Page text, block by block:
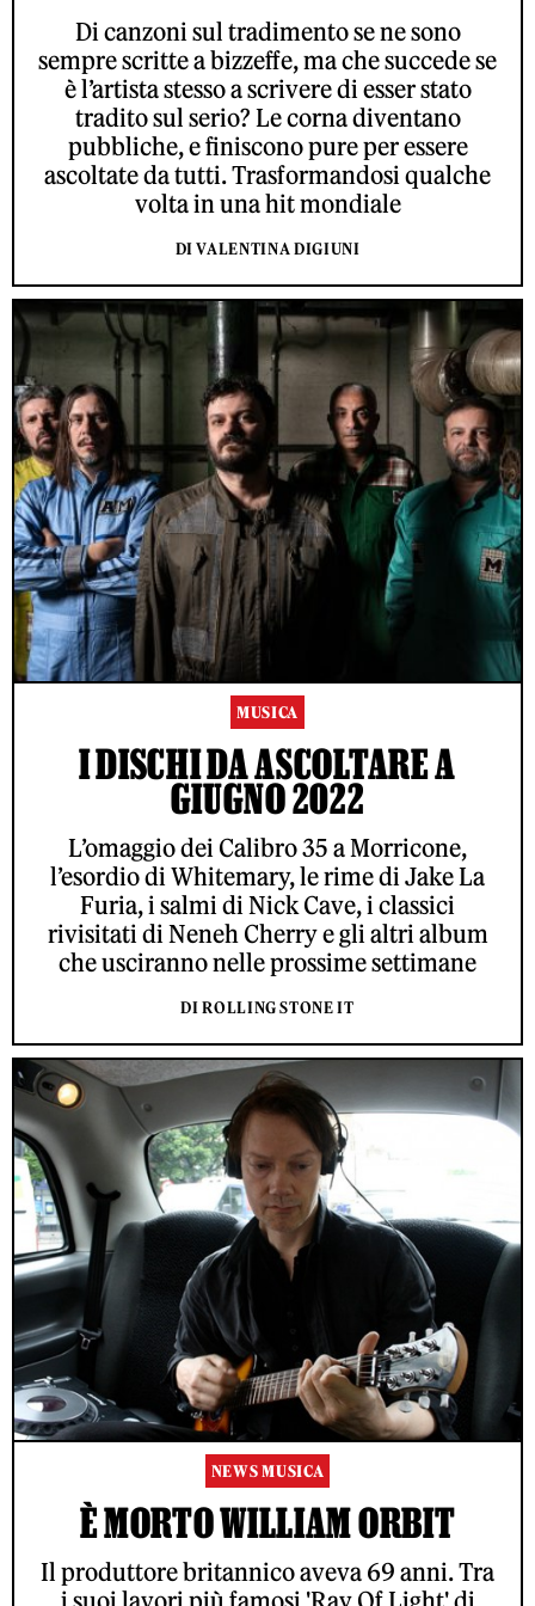
Di canzoni sul tradimento se ne sono
sempre scritte a bizzeffe, ma che succede se
è l’artista stesso a scrivere di esser stato
tradito sul serio? Le corna diventano
pubbliche, e finiscono pure per essere
ascoltate da tutti. Trasformandosi qualche
volta in una hit mondiale
DI VALENTINA DIGIUNI
MUSICA
I DISCHI DA ASCOLTARE A
GIUGNO 2022
L’omaggio dei Calibro 35 a Morricone,
l’esordio di Whitemary, le rime di Jake La
Furia, i salmi di Nick Cave, i classici
rivisitati di Neneh Cherry e gli altri album
che usciranno nelle prossime settimane
DI ROLLING STONE IT
NEWS MUSICA
È MORTO WILLIAM ORBIT
Il produttore britannico aveva 69 anni. Tra